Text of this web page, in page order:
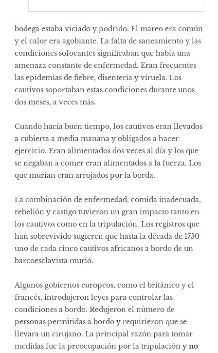
bodega estaba viciado y podrido. El mareo era común
y el calor era agobiante. La falta de saneamiento y las
condiciones sofocantes significaban que había una
amenaza constante de enfermedad. Eran frecuentes
las epidemias de fiebre, disentería y viruela. Los
cautivos soportaban estas condiciones durante unos
dos meses, a veces más.
Cuando hacía buen tiempo, los cautivos eran llevados
a cubierta a media mañana y obligados a hacer
ejercicio. Eran alimentados dos veces al día y los que
se negaban a comer eran alimentados a la fuerza. Los
que murían eran arrojados por la borda.
La combinación de enfermedad, comida inadecuada,
rebelión y castigo tuvieron un gran impacto tanto en
los cautivos como en la tripulación. Los registros que
han sobrevivido sugieren que hasta la década de 1750
uno de cada cinco cautivos africanos a bordo de un
barcoesclavista murió.
Algunos gobiernos europeos, como el británico y el
francés, introdujeron leyes para controlar las
condiciones a bordo. Redujeron el número de
personas permitidas a bordo y requirieron que se
llevara un cirujano. La principal razón para tomar
medidas fue la preocupación por la tripulación y no